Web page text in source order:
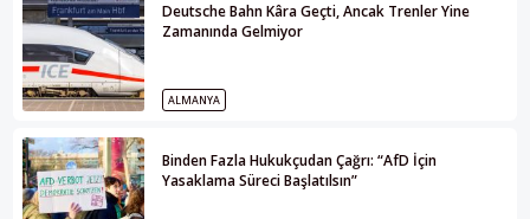
Deutsche Bahn Kâra Geçti, Ancak Trenler Yine
Zamanında Gelmiyor
ALMANYA
Binden Fazla Hukukçudan Çağrı: “AfD İçin
Yasaklama Süreci Başlatılsın”